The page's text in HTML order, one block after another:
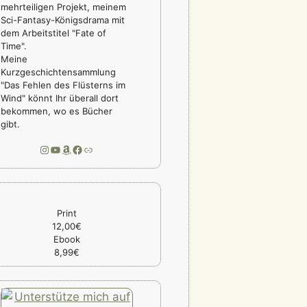
mehrteiligen Projekt, meinem
Sci-Fantasy-Königsdrama mit
dem Arbeitstitel "Fate of
Time".
Meine
Kurzgeschichtensammlung
"Das Fehlen des Flüsterns im
Wind" könnt Ihr überall dort
bekommen, wo es Bücher
gibt.
Instagram
YouTube
Amazon
Facebook
Link
Print
12,00€
Ebook
8,99€